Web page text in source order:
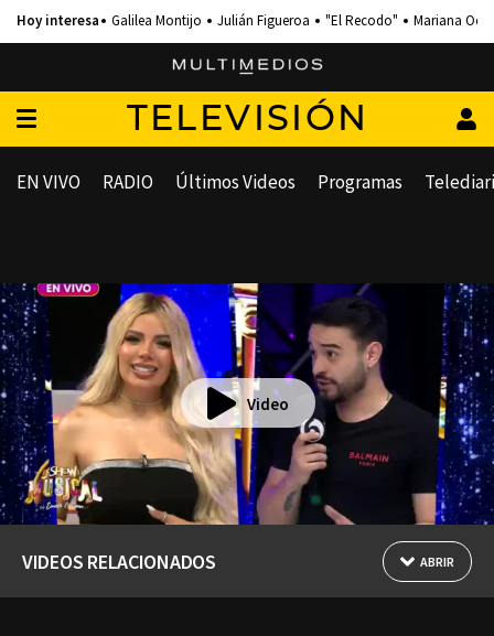
Galilea Montijo Julián Figueroa "El Recodo" Mariana
TELEVISIÓN
EN VIVO RADIO Últimos Videos Programas
Video
VIDEOS RELACIONADOS ABRIR